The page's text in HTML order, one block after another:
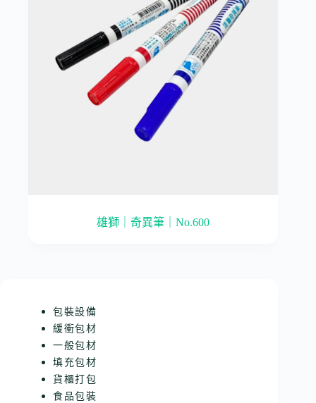
雄獅｜奇異筆｜No.600
包裝設備
緩衝包材
一般包材
填充包材
貨櫃打包
食品包裝